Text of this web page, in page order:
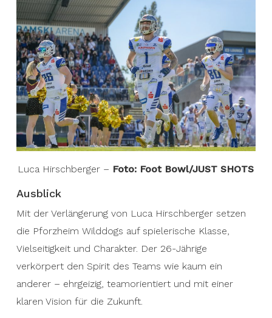
Luca Hirschberger – Foto: Foot Bowl/JUST SHOTS
Ausblick
Mit der Verlängerung von Luca Hirschberger setzen
die Pforzheim Wilddogs auf spielerische Klasse,
Vielseitigkeit und Charakter. Der 26-Jährige
verkörpert den Spirit des Teams wie kaum ein
anderer – ehrgeizig, teamorientiert und mit einer
klaren Vision für die Zukunft.